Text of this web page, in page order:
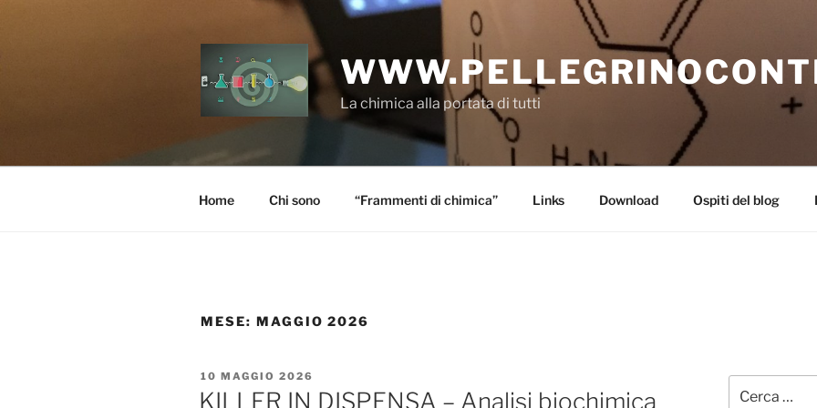
La chimica alla portata di tutti
Home Chi sono “Frammenti di chimica” Links Download Ospiti del blog
MESE: MAGGIO 2026
PUBBLICATO
IL
10 MAGGIO 2026
KILLER IN DISPENSA – Analisi biochimica